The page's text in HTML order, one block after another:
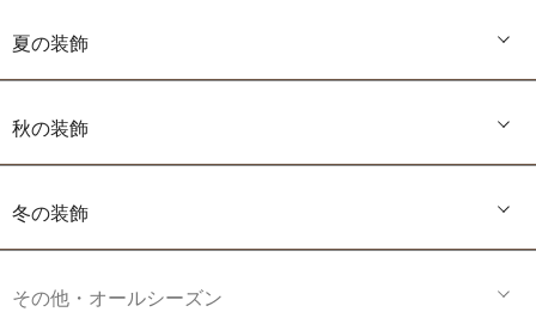
夏の装飾
秋の装飾
冬の装飾
その他・オールシーズン